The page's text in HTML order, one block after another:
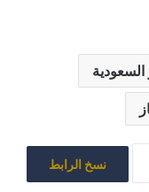
نسخ الرابط